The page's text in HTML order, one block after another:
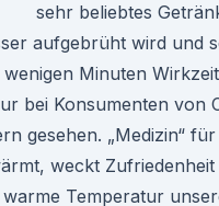
sehr beliebtes
aufgebrüht wird und
Minuten
bei Konsumenten von
gesehen. „Medizin“
weckt
Temperatur